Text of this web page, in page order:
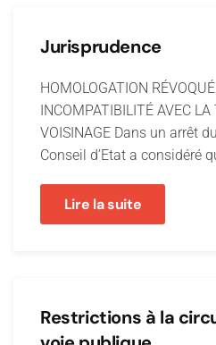
Jurisprudence
HOMOLOGATION
INCOMPATIBILITÉ AVEC
VOISINAGE Dans un arrêt
Conseil d’Etat a considéré
Lire la suite
Restrictions à la